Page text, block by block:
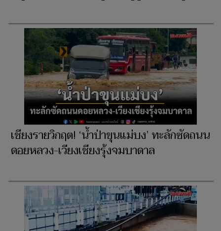
เชียงรายวิกฤต! ‘น้ำป่าขุนแม่บง’ ทะลักซัดถนน
ดอยหลวง-เวียงเชียงรุ้งจมบาดาล